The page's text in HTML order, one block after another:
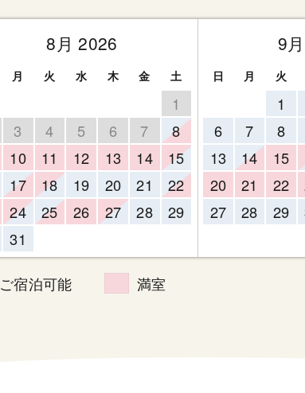
8月 2026
月 火 水 木 金 土
1
3 4 5 6 7
8
10 11 12 13 14
15
17 18 19 20 21
22
24 25 26 27 28
29
31
9
日 月 火
1
6
7 8
13
14 15
20
21 22
27
28 29
ご宿泊可能 満室